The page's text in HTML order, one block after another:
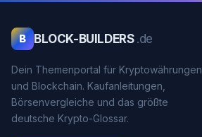
B BLOCK-BUILDERS .de
Dein Themenportal für Kryptowährungen
und Blockchain. Kaufanleitungen,
Börsenvergleiche und das größte
deutsche Krypto-Glossar.